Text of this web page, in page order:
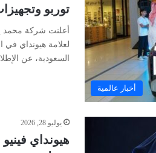
أخبار عالمية
توربو
أعلنت شركة محمد
لعلامة هيونداي في
السعودية، عن
يوليو 28, 2026
هيونداي